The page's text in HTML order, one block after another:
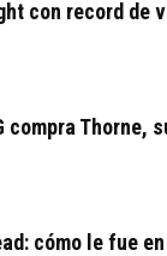
con record de
compra Thorne,
cómo le fue